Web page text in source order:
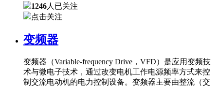
1246人已关注
点击关注
变频器
变频器（Variable-frequency Drive，VFD）是应用变频技
术与微电子技术，通过改变电机工作电源频率方式来控
制交流电动机的电力控制设备。变频器主要由整流（交